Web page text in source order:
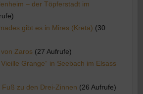
– der Töpferstadt im
gibt es in Mires (Kreta) (30
Zaros (27 Aufrufe)
Grange“ in Seebach im Elsass
Fuß zu den Drei-Zinnen (26 Aufrufe)